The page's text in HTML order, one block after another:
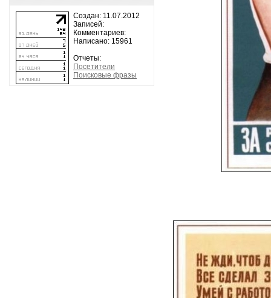
Создан: 11.07.2012
Записей:
Комментариев:
Написано: 15961
Отчеты:
Посетители
Поисковые фразы